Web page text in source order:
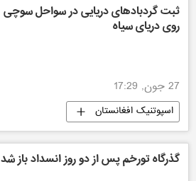
ثبت گردبادهای دریایی در سواحل سوچی
روی دریای سیاه
27 جون, 17:29
اسپوتنیک افغانستان
گذرگاه تورخم پس از دو روز انسداد باز شد